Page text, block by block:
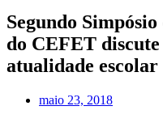
Segundo
do CEFET discute
atualidade escolar
maio 23, 2018